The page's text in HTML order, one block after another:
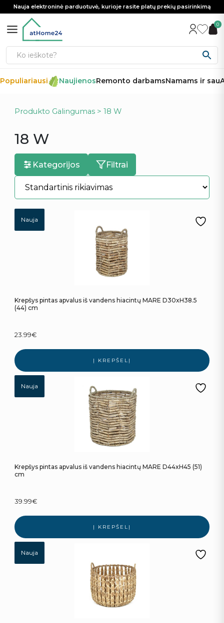
Nauja elektroninė parduotuvė, kurioje rasite platų prekių pasirinkimą
0
NaujienosRemonto darbamsNamams ir sau
Produkto Galingumas > 18 W
18 W
Kategorijos Filtrai
Nauja
Krepšys pintas apvalus iš vandens hiacintų MARE D30xH38.5
(44) cm
23.99€
Į KREPŠELĮ
Nauja
Krepšys pintas apvalus iš vandens hiacintų MARE D44xH45 (51)
cm
39.99€
Į KREPŠELĮ
Nauja